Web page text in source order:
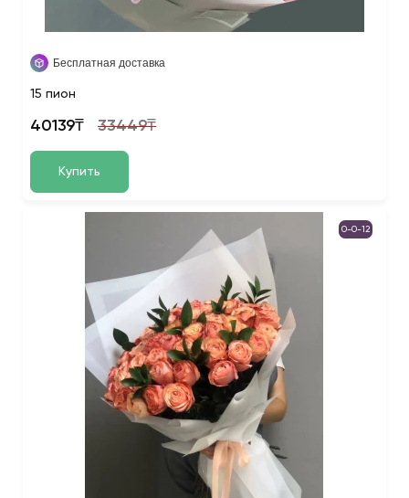
Бесплатная доставка
15 пион
40139₸ 33449₸
Купить
0-0-12